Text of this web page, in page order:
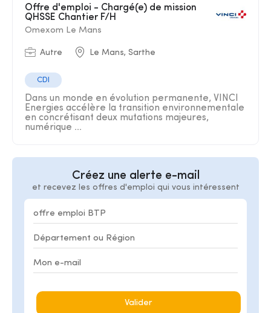
Offre d'emploi - Chargé(e) de mission
QHSSE Chantier F/H
Omexom Le Mans
Autre Le Mans, Sarthe
CDI
Dans un monde en évolution permanente, VINCI
Energies accélère la transition environnementale
en concrétisant deux mutations majeures,
numérique ...
Créez une alerte e-mail
et recevez les offres d'emploi qui vous intéressent
Valider